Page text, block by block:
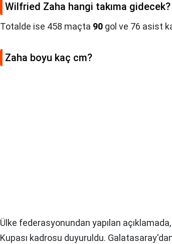
Wilfried Zaha hangi takıma gidecek?
Totalde ise 458 maçta 90 gol ve 76 asist
Zaha boyu kaç cm?
Ülke federasyonundan yapılan
Kupası kadrosu duyuruldu.